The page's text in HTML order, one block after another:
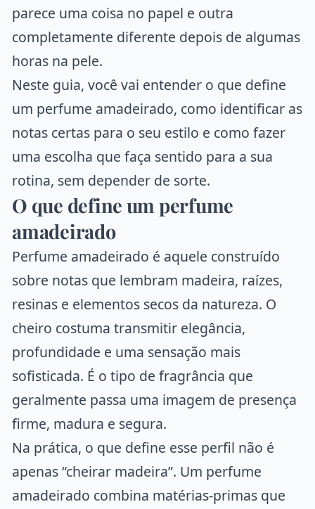
parece uma coisa no papel e outra
completamente diferente depois de algumas
horas na pele.
Neste guia, você vai entender o que define
um perfume amadeirado, como identificar as
notas certas para o seu estilo e como fazer
uma escolha que faça sentido para a sua
rotina, sem depender de sorte.
O que define um perfume
amadeirado
Perfume amadeirado é aquele construído
sobre notas que lembram madeira, raízes,
resinas e elementos secos da natureza. O
cheiro costuma transmitir elegância,
profundidade e uma sensação mais
sofisticada. É o tipo de fragrância que
geralmente passa uma imagem de presença
firme, madura e segura.
Na prática, o que define esse perfil não é
apenas “cheirar madeira”. Um perfume
amadeirado combina matérias-primas que